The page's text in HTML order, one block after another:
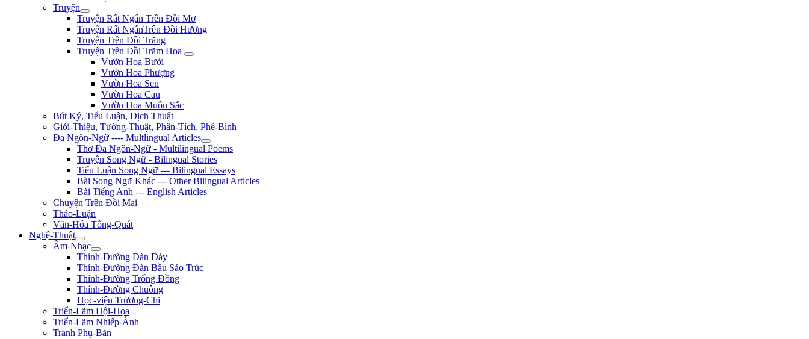
Truyện
Truyện Rất Ngắn Trên Đồi Mơ
Truyện Rất NgắnTrên Đồi Hương
Truyện Trên Đồi Trăng
Truyện Trên Đồi Trăm Hoa
Vườn Hoa Bưởi
Vườn Hoa Phượng
Vườn Hoa Sen
Vườn Hoa Cau
Vườn Hoa Muôn Sắc
Bút Ký, Tiểu Luận, Dịch Thuật
Giới-Thiệu, Tường-Thuật, Phân-Tích, Phê-Bình
Đa Ngôn-Ngữ ---- Multlingual Articles
Thơ Đa Ngôn-Ngữ - Multilingual Poems
Truyện Song Ngữ - Bilingual Stories
Tiểu Luận Song Ngữ --- Bilingual Essays
Bài Song Ngữ Khác --- Other Bilingual Articles
Bài Tiếng Anh --- English Articles
Chuyện Trên Đồi Mai
Thảo-Luận
Văn-Hóa Tổng-Quát
Nghệ-Thuật
Âm-Nhạc
Thính-Đường Đàn Đáy
Thính-Đường Đàn Bầu Sáo Trúc
Thính-Đường Trống Đồng
Thính-Đường Chuông
Học-viện Trương-Chi
Triển-Lãm Hội-Họa
Triển-Lãm Nhiếp-Ảnh
Tranh Phụ-Bản